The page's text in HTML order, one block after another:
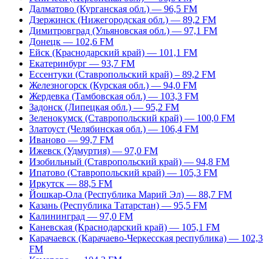
Далматово (Курганская обл.) — 96,5 FM
Дзержинск (Нижегородская обл.) — 89,2 FM
Димитровград (Ульяновская обл.) — 97,1 FM
Донецк — 102,6 FM
Ейск (Краснодарский край) — 101,1 FM
Екатеринбург — 93,7 FM
Ессентуки (Ставропольский край) – 89,2 FM
Железногорск (Курская обл.) — 94,0 FM
Жердевка (Тамбовская обл.) — 103,3 FM
Задонск (Липецкая обл.) — 95,2 FM
Зеленокумск (Ставропольский край) — 100,0 FM
Златоуст (Челябинская обл.) — 106,4 FM
Иваново — 99,7 FM
Ижевск (Удмуртия) — 97,0 FM
Изобильный (Ставропольский край) — 94,8 FM
Ипатово (Ставропольский край) — 105,3 FM
Иркутск — 88,5 FM
Йошкар-Ола (Республика Марий Эл) — 88,7 FM
Казань (Республика Татарстан) — 95,5 FM
Калининград — 97,0 FM
Каневская (Краснодарский край) — 105,1 FM
Карачаевск (Карачаево-Черкесская республика) — 102,3
FM